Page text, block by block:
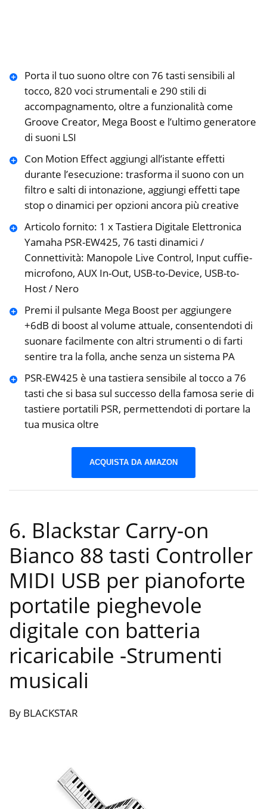
Porta il tuo suono oltre con 76 tasti sensibili al
tocco, 820 voci strumentali e 290 stili di
accompagnamento, oltre a funzionalità come
Groove Creator, Mega Boost e l’ultimo generatore
di suoni LSI
Con Motion Effect aggiungi all’istante effetti
durante l’esecuzione: trasforma il suono con un
filtro e salti di intonazione, aggiungi effetti tape
stop o dinamici per opzioni ancora più creative
Articolo fornito: 1 x Tastiera Digitale Elettronica
Yamaha PSR-EW425, 76 tasti dinamici /
Connettività: Manopole Live Control, Input cuffie-
microfono, AUX In-Out, USB-to-Device, USB-to-
Host / Nero
Premi il pulsante Mega Boost per aggiungere
+6dB di boost al volume attuale, consentendoti di
suonare facilmente con altri strumenti o di farti
sentire tra la folla, anche senza un sistema PA
PSR-EW425 è una tastiera sensibile al tocco a 76
tasti che si basa sul successo della famosa serie di
tastiere portatili PSR, permettendoti di portare la
tua musica oltre
ACQUISTA DA AMAZON
6. Blackstar Carry-on
Bianco 88 tasti Controller
MIDI USB per pianoforte
portatile pieghevole
digitale con batteria
ricaricabile -Strumenti
musicali
By BLACKSTAR